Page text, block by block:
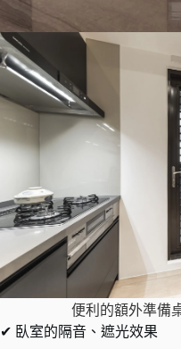
便利的額外準備
✔ 臥室的隔音、遮光效果